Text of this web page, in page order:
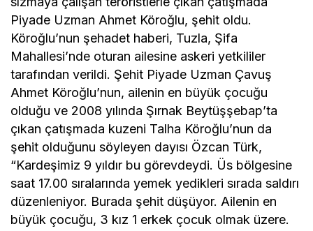
Piyade Uzman Ahmet Köroğlu, şehit oldu.
Köroğlu’nun şehadet haberi, Tuzla, Şifa
Mahallesi’nde oturan ailesine askeri yetkililer
tarafından verildi. Şehit Piyade Uzman Çavuş
Ahmet Köroğlu’nun, ailenin en büyük çocuğu
olduğu ve 2008 yılında Şırnak Beytüşşebap’ta
çıkan çatışmada kuzeni Talha Köroğlu’nun da
şehit olduğunu söyleyen dayısı Özcan Türk,
“Kardeşimiz 9 yıldır bu görevdeydi. Üs bölgesine
saat 17.00 sıralarında yemek yedikleri sırada saldırı
düzenleniyor. Burada şehit düşüyor. Ailenin en
büyük çocuğu, 3 kız 1 erkek çocuk olmak üzere.